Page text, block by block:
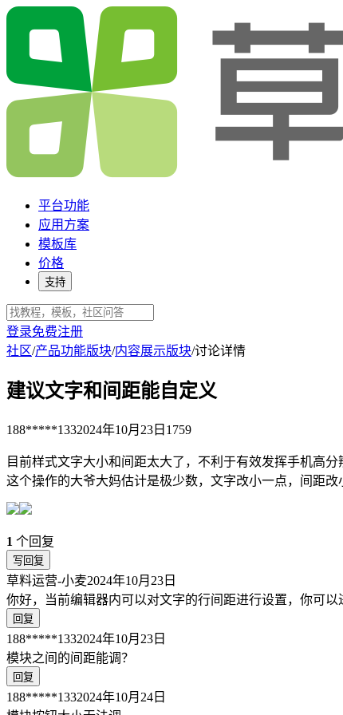
平台功能
应用方案
模板库
价格
支持
登录免费注册
社区/产品功能版块/内容展示版块/讨论详情
建议文字和间距能自定义
188*****1332024年10月23日 1759
目前样式文字大小和间距太大了，不利于有效发挥手机高
这个操作的大爷大妈估计是极少数，文字改小一点，间距
1 个回复
写回复
草料运营-小麦2024年10月23日
你好，当前编辑器内可以对文字的行间距进行设置，你可
回复
188*****1332024年10月23日
模块之间的间距能调？
回复
188*****1332024年10月24日